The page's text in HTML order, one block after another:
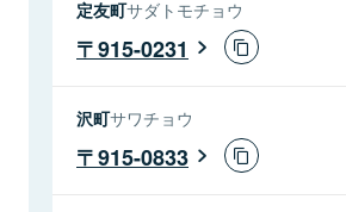
定友町サダトモチョウ
915-0231
沢町サワチョウ
915-0833